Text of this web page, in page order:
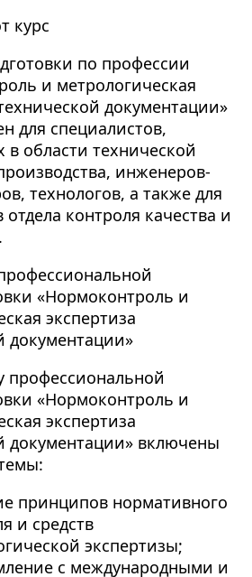
курс
по профессии
и метрологическая
документации»
для специалистов,
области технической
инженеров-
технологов, а также для
отдела контроля качества и
«Нормоконтроль и
экспертиза
документации»
профессиональной
«Нормоконтроль и
экспертиза
документации» включены
принципов нормативного
и средств
экспертизы;
с международными и